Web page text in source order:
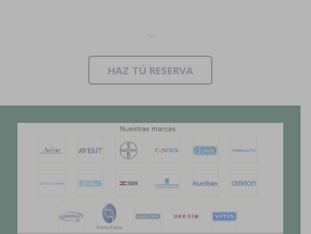
HAZ TÚ RESERVA